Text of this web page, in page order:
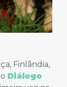
Finlândia,
Diálogo